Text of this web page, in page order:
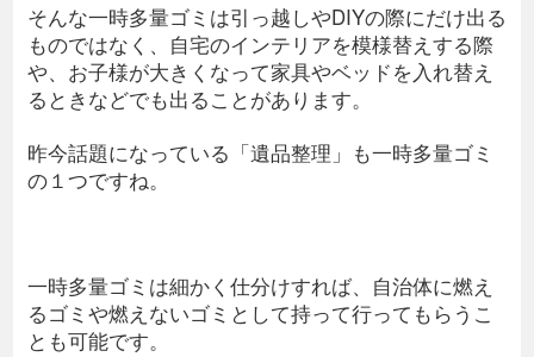
そんな一時多量ゴミは引っ越しやDIYの際にだけ出る
ものではなく、自宅のインテリアを模様替えする際
や、お子様が大きくなって家具やベッドを入れ替え
るときなどでも出ることがあります。
昨今話題になっている「遺品整理」も一時多量ゴミ
の１つですね。
一時多量ゴミは細かく仕分けすれば、自治体に燃え
るゴミや燃えないゴミとして持って行ってもらうこ
とも可能です。